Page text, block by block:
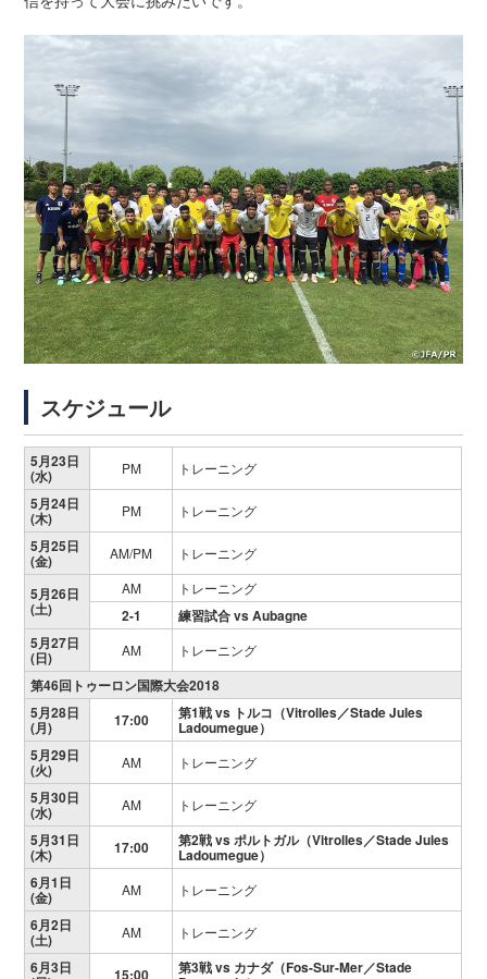
スケジュール
5月23日
(水) PM トレーニング
5月24日
(木) PM トレーニング
5月25日
(金) AM/PM トレーニング
5月26日
(土)
AM トレーニング
2-1
練習試合 vs Aubagne
5月27日
(日) AM トレーニング
第46回トゥーロン国際大会2018
5月28日
(月) 17:00 第1戦 vs トルコ（Vitrolles／Stade Jules
Ladoumegue）
5月29日
(火) AM トレーニング
5月30日
(水) AM トレーニング
5月31日
(木) 17:00 第2戦 vs ポルトガル（Vitrolles／Stade Jules
Ladoumegue）
6月1日
(金) AM トレーニング
6月2日
(土) AM トレーニング
6月3日 15:00 第3戦 vs カナダ（Fos-Sur-Mer／Stade